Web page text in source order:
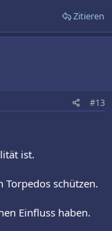
Zitieren
#13
ist.
Torpedos schützen.
Einfluss haben.